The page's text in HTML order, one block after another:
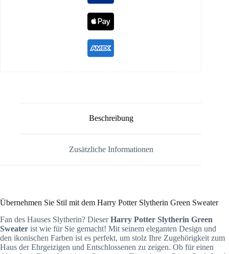
Beschreibung
Zusätzliche Informationen
Übernehmen Sie Stil mit dem Harry Potter Slytherin Green Sweater
Fan des Hauses Slytherin? DieserHarry Potter Slytherin Green
Sweater ist wie für Sie gemacht! Mit seinem eleganten Design und
den ikonischen Farben ist es perfekt, um stolz Ihre Zugehörigkeit zum
Haus der Ehrgeizigen und Entschlossenen zu zeigen. Ob für einen